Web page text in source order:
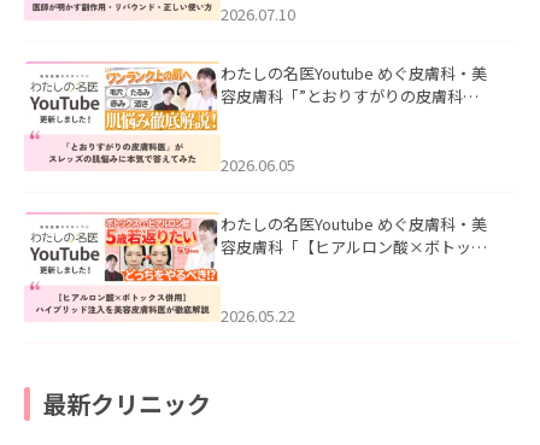
た。
2026.07.10
わたしの名医Youtube めぐ皮膚科・美
容皮膚科「”とおりすがりの皮膚科
2026.06.05
わたしの名医Youtube めぐ皮膚科・美
容皮膚科「【ヒアルロン酸×ボトック
た。
2026.05.22
最新クリニック